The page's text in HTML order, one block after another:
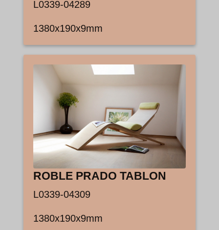
L0339-04289
1380x190x9mm
ROBLE PRADO TABLON
L0339-04309
1380x190x9mm